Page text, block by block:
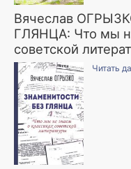
Вячеслав
ГЛЯНЦА: Что мы
советской
Читать